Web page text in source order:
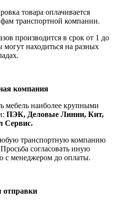
товара оплачивается
транспортной компании.
производится в срок от 1 до
могут находиться на разных
компания
мебель наиболее крупными
ПЭК, Деловые Линии, Кит,
Сервис.
транспортную компанию
согласовать иную
с менеджером до оплаты.
отправки